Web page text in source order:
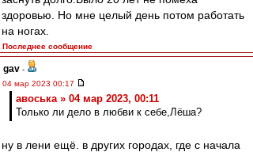
здоровью. Но мне целый день потом работать
на ногах.
Последнее сообщение
gav -
04 мар 2023 00:17
авоська » 04 мар 2023, 00:11
Только ли дело в любви к себе,Лёша?
ну в лени ещё. в других городах, где с начала